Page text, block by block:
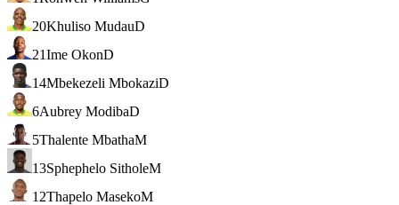
20Khuliso MudauD
21Ime OkonD
14Mbekezeli MbokaziD
6Aubrey ModibaD
5Thalente MbathaM
13Sphephelo SitholeM
12Thapelo MasekoM